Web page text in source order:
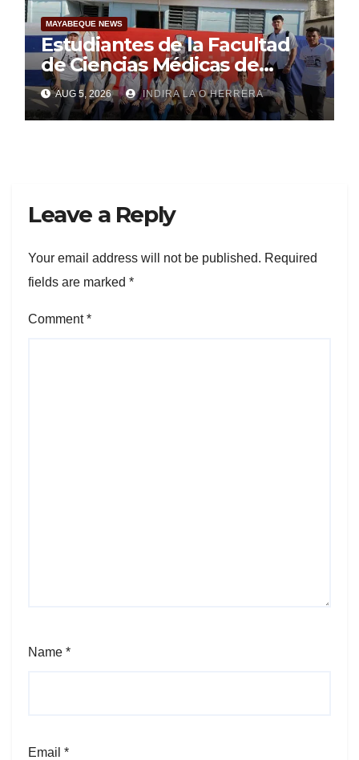
MAYABEQUE NEWS
Estudiantes de la Facultad
de Ciencias Médicas de
Mayabeque realizan
pesquisa
AUG 5, 2026 INDIRA LA O HERRERA
Leave a Reply
Your email address will not be published. Required
fields are marked *
Comment*
Name *
Email *